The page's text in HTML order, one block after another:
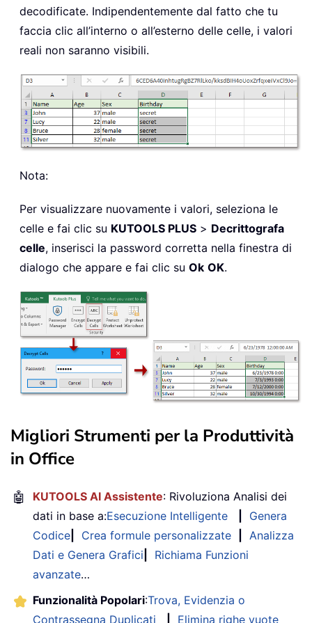
decodificate. Indipendentemente dal fatto che tu
faccia clic all’interno o all’esterno delle celle, i valori
reali non saranno visibili.
Nota:
Per visualizzare nuovamente i valori, seleziona le
celle e fai clic su KUTOOLS PLUS > Decrittografa
celle, inserisci la password corretta nella finestra di
dialogo che appare e fai clic su Ok OK.
Migliori Strumenti per la Produttività
in Office
🤖 KUTOOLS AI Assistente: Rivoluziona Analisi dei
dati in base a:Esecuzione Intelligente
Genera
Codice
Crea formule personalizzate
Analizza
Dati e Genera Grafici
Richiama Funzioni
avanzate…
Funzionalità Popolari:Trova, Evidenzia o
Contrassegna Duplicati
Elimina righe vuote